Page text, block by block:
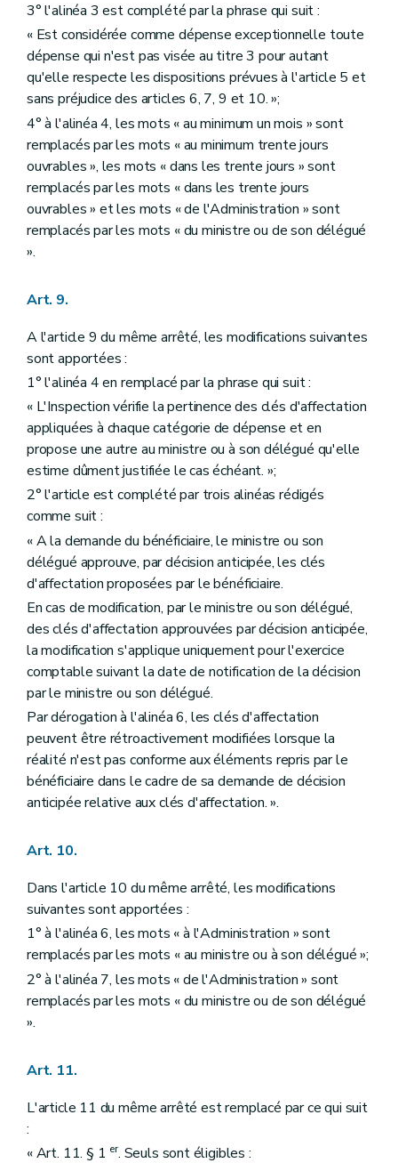
3° l'alinéa 3 est complété par la phrase qui suit :
« Est considérée comme dépense exceptionnelle toute
dépense qui n'est pas visée au titre 3 pour autant
qu'elle respecte les dispositions prévues à l'article 5 et
sans préjudice des articles 6, 7, 9 et 10. »;
4° à l'alinéa 4, les mots « au minimum un mois » sont
remplacés par les mots « au minimum trente jours
ouvrables », les mots « dans les trente jours » sont
remplacés par les mots « dans les trente jours
ouvrables » et les mots « de l'Administration » sont
remplacés par les mots « du ministre ou de son délégué
».
Art. 9.
A l'article 9 du même arrêté, les modifications suivantes
sont apportées :
1° l'alinéa 4 en remplacé par la phrase qui suit :
« L'Inspection vérifie la pertinence des clés d'affectation
appliquées à chaque catégorie de dépense et en
propose une autre au ministre ou à son délégué qu'elle
estime dûment justifiée le cas échéant. »;
2° l'article est complété par trois alinéas rédigés
comme suit :
« A la demande du bénéficiaire, le ministre ou son
délégué approuve, par décision anticipée, les clés
d'affectation proposées par le bénéficiaire.
En cas de modification, par le ministre ou son délégué,
des clés d'affectation approuvées par décision anticipée,
la modification s'applique uniquement pour l'exercice
comptable suivant la date de notification de la décision
par le ministre ou son délégué.
Par dérogation à l'alinéa 6, les clés d'affectation
peuvent être rétroactivement modifiées lorsque la
réalité n'est pas conforme aux éléments repris par le
bénéficiaire dans le cadre de sa demande de décision
anticipée relative aux clés d'affectation. ».
Art. 10.
Dans l'article 10 du même arrêté, les modifications
suivantes sont apportées :
1° à l'alinéa 6, les mots « à l'Administration » sont
remplacés par les mots « au ministre ou à son délégué »;
2° à l'alinéa 7, les mots « de l'Administration » sont
remplacés par les mots « du ministre ou de son délégué
».
Art. 11.
L'article 11 du même arrêté est remplacé par ce qui suit
:
« Art. 11. § 1 er. Seuls sont éligibles :